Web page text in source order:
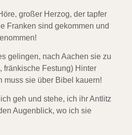
großer Herzog, der tapfer
Franken sind gekommen und
gelingen, nach Aachen sie zu
fränkische Festung) Hinter
muss sie über Bibel kauern!
geh und stehe, ich ihr Antlitz
Augenblick, wo ich sie